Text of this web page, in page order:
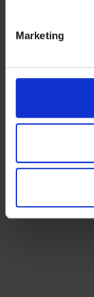
Marketing